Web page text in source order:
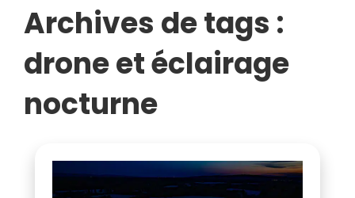
BLACHÈRE
Archives de tags :
drone et éclairage
nocturne